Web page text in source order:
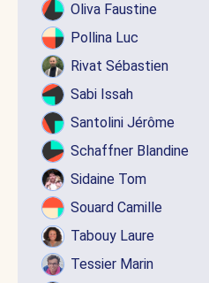
Oliva Faustine
Pollina Luc
Rivat Sébastien
Sabi Issah
Santolini Jérôme
Schaffner Blandine
Sidaine Tom
Souard Camille
Tabouy Laure
Tessier Marin